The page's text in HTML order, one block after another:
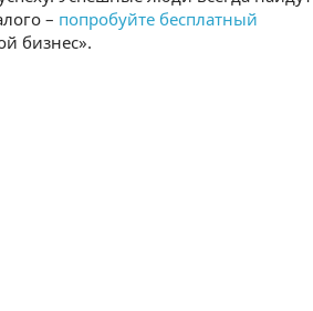
– попробуйте бесплатный
бизнес».